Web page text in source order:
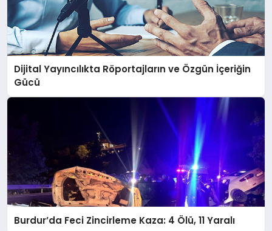
Dijital Yayıncılıkta Röportajların ve Özgün İçeriğin
Gücü
Burdur’da Feci Zincirleme Kaza: 4 Ölü, 11 Yaralı